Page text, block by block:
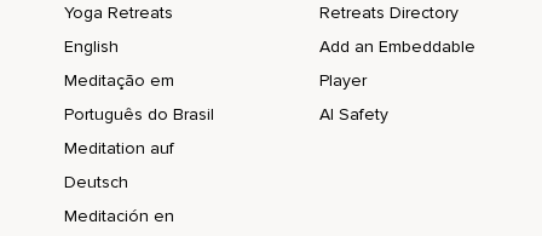
Tes jambes,
Ton ventre,
Tes épaules,
Yoga Retreats
English
Meditação em
Português do Brasil
Meditation auf
Deutsch
Meditación en
Retreats Directory
Add an Embeddable
Player
AI Safety